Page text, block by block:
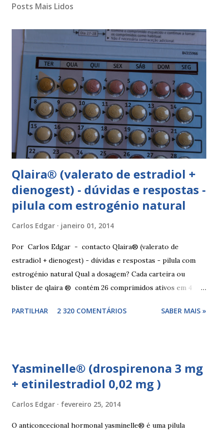
Posts Mais Lidos
Qlaira® (valerato de estradiol +
dienogest) - dúvidas e respostas -
pilula com estrogénio natural
Carlos Edgar janeiro 01, 2014
Por Carlos Edgar - contacto Qlaira® (valerato de
estradiol + dienogest) - dúvidas e respostas - pilula com
estrogénio natural Qual a dosagem? Cada carteira ou
blister de qlaira ® contém 26 comprimidos ativos em 4
comprimidos inativos brancos na linha 4. Dosagem
estradiol (estrogénio natural) e 2 mg de dienogest 17
comprimidos amarelo claros, contêm 2 mg de valerato de
comprimidos vermelho escuros, contêm 1 mg de valerato
de estradiol (estrogénio natural) 2 comprimidos brancos
PARTILHAR 2 320 COMENTÁRIOS SABER MAIS »
Yasminelle® (drospirenona 3 mg
+ etinilestradiol 0,02 mg )
Carlos Edgar fevereiro 25, 2014
O anticoncecional hormonal yasminelle® é uma pilula